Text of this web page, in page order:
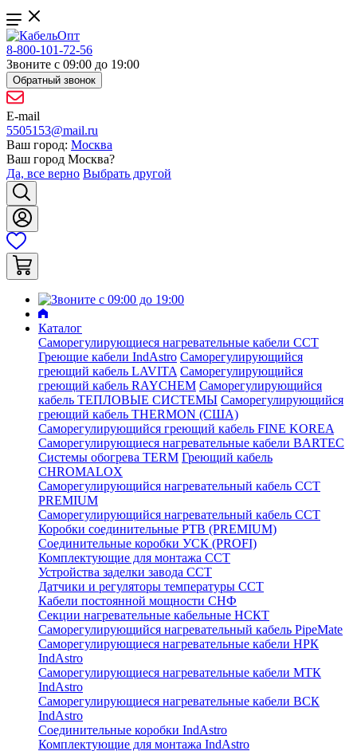
8-800-101-72-56
Звоните с 09:00 до 19:00
Обратный звонок
E-mail
5505153@mail.ru
Ваш город: Москва
Ваш город Москва?
Да, все верно Выбрать другой
Каталог
Саморегулирующиеся нагревательные кабели ССТ
Греющие кабели IndAstro Саморегулирующийся
греющий кабель LAVITA Саморегулирующийся
греющий кабель RAYCHEM Саморегулирующийся
кабель ТЕПЛОВЫЕ СИСТЕМЫ Саморегулирующийся
греющий кабель THERMON (США)
Саморегулирующийся греющий кабель FINE KOREA
Саморегулирующиеся нагревательные кабели BARTEC
Системы обогрева TERM Греющий кабель
CHROMALOX
Саморегулирующийся нагревательный кабель ССТ
PREMIUM
Саморегулирующийся нагревательный кабель ССТ
Коробки соединительные РТВ (PREMIUM)
Соединительные коробки УСК (PROFI)
Комплектующие для монтажа ССТ
Устройства заделки завода ССТ
Датчики и регуляторы температуры ССТ
Кабели постоянной мощности СНФ
Секции нагревательные кабельные НСКТ
Саморегулирующийся нагревательный кабель PipeMate
Саморегулирующиеся нагревательные кабели НРК
IndAstro
Саморегулирующиеся нагревательные кабели МТК
IndAstro
Саморегулирующиеся нагревательные кабели ВСК
IndAstro
Соединительные коробки IndAstro
Комплектующие для монтажа IndAstro